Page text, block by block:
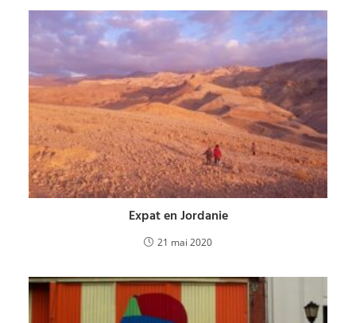
Expat en Jordanie
21 mai 2020